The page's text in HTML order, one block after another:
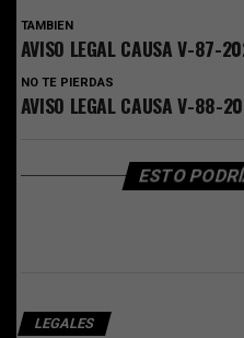
TAMBIEN
AVISO LEGAL CAUSA V-87-
NO TE PIERDAS
AVISO LEGAL CAUSA V-88-
ESTO
LEGALES